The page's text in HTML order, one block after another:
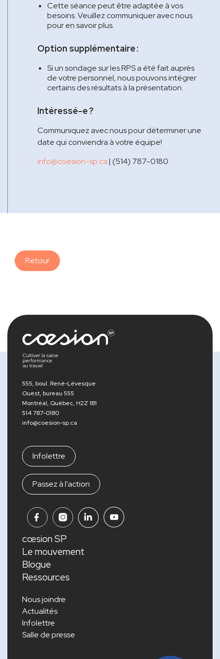
Cette séance peut être adaptée à vos
besoins. Veuillez communiquer avec nous
pour en savoir plus.
Option supplémentaire :
Si un sondage sur les RPS a été fait auprès
de votre personnel, nous pouvons intégrer
certains des résultats à la présentation.
Intéressé-e ?
Communiquez avec nous pour déterminer une
date qui conviendra à votre équipe!
info@coesion-sp.ca| (514) 787-0180
Retour
Infolettre
Passez à l'action
555, boul. René-Lévesque
Ouest, bureau 555
Montréal, Québec, H2Z 1B1
514 787-0180
info@coesion-sp.ca
cœsion SP
Le mouvement
Blogue
Ressources
Nous joindre
Actualités
Infolettre
Salle de presse